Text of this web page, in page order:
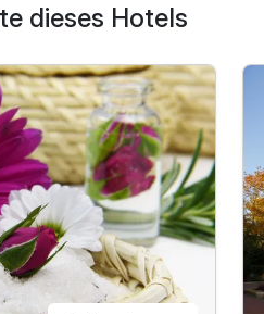
dieses Hotels